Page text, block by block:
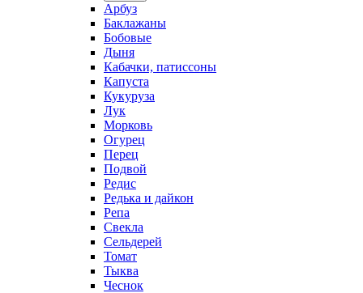
Арбуз
Баклажаны
Бобовые
Дыня
Кабачки, патиссоны
Капуста
Кукуруза
Лук
Морковь
Огурец
Перец
Подвой
Редис
Редька и дайкон
Репа
Свекла
Сельдерей
Томат
Тыква
Чеснок